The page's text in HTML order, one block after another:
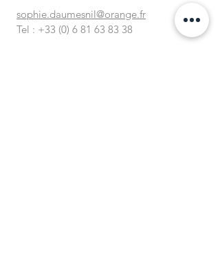
sophie.daumesnil@orange.fr
Tel : +33 (0) 6 81 63 83 38